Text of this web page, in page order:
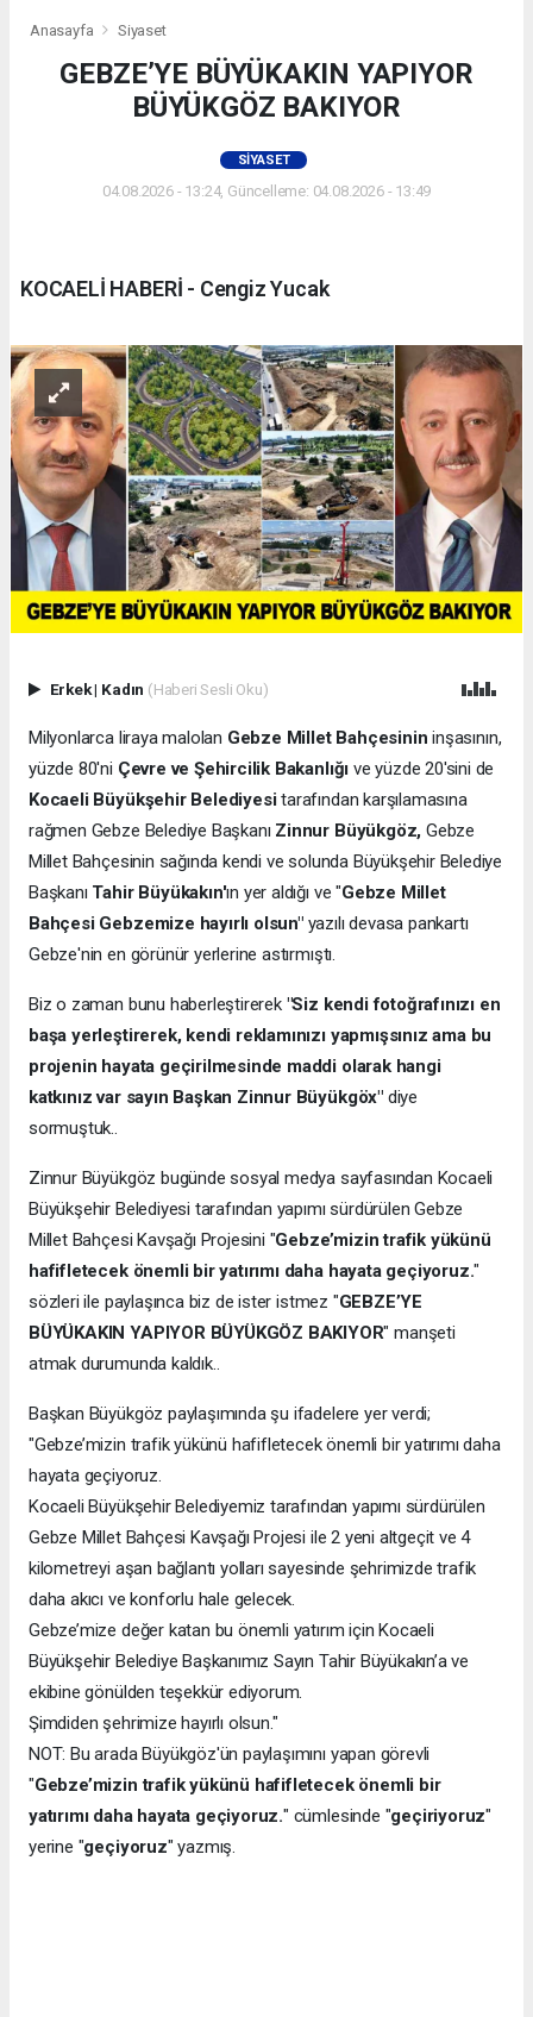
Anasayfa Siyaset
GEBZE’YE BÜYÜKAKIN YAPIYOR
BÜYÜKGÖZ BAKIYOR
SIYASET
04.08.2026 - 13:24, Güncelleme: 04.08.2026 - 13:49
KOCAELİ HABERİ - Cengiz Yucak
Erkek| Kadın (Haberi Sesli Oku)
Milyonlarca liraya malolan Gebze Millet Bahçesinin inşasının,
yüzde 80'ni Çevre ve Şehircilik Bakanlığı ve yüzde 20'sini de
Kocaeli Büyükşehir Belediyesitarafından karşılamasına
rağmen Gebze Belediye Başkanı Zinnur Büyükgöz, Gebze
Millet Bahçesinin sağında kendi ve solunda Büyükşehir Belediye
Başkanı Tahir Büyükakın'ın yer aldığı ve "Gebze Millet
Bahçesi Gebzemize hayırlı olsun"yazılı devasa pankartı
Gebze'nin en görünür yerlerine astırmıştı.
Biz o zaman bunu haberleştirerek "Siz kendi fotoğrafınızı en
başa yerleştirerek, kendi reklamınızı yapmışsınız ama bu
projenin hayata geçirilmesinde maddi olarak hangi
katkınız var sayın Başkan Zinnur Büyükgöx" diye
sormuştuk..
Zinnur Büyükgöz bugünde sosyal medya sayfasından Kocaeli
Büyükşehir Belediyesi tarafından yapımı sürdürülen Gebze
Millet Bahçesi Kavşağı Projesini "Gebze’mizin trafik yükünü
hafifletecek önemli bir yatırımı daha hayata geçiyoruz."
sözleri ile paylaşınca biz de ister istmez "GEBZE’YE
BÜYÜKAKIN YAPIYOR BÜYÜKGÖZ BAKIYOR" manşeti
atmak durumunda kaldık..
Başkan Büyükgöz paylaşımında şu ifadelere yer verdi;
"Gebze’mizin trafik yükünü hafifletecek önemli bir yatırımı daha
hayata geçiyoruz.
Kocaeli Büyükşehir Belediyemiz tarafından yapımı sürdürülen
Gebze Millet Bahçesi Kavşağı Projesi ile 2 yeni altgeçit ve 4
kilometreyi aşan bağlantı yolları sayesinde şehrimizde trafik
daha akıcı ve konforlu hale gelecek.
Gebze’mize değer katan bu önemli yatırım için Kocaeli
Büyükşehir Belediye Başkanımız Sayın Tahir Büyükakın’a ve
ekibine gönülden teşekkür ediyorum.
Şimdiden şehrimize hayırlı olsun."
NOT: Bu arada Büyükgöz'ün paylaşımını yapan görevli
"Gebze’mizin trafik yükünü hafifletecek önemli bir
yatırımı daha hayata geçiyoruz." cümlesinde "geçiriyoruz"
yerine "geçiyoruz" yazmış.